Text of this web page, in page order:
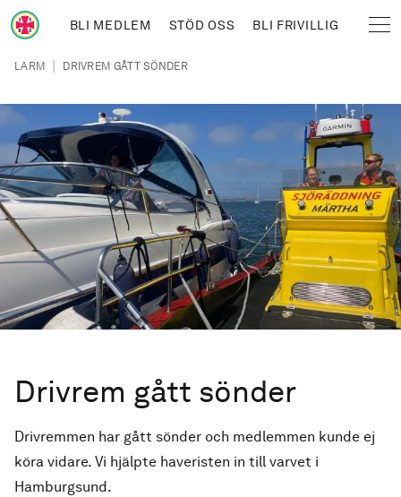
Hoppa till huvudinnehåll
BLI MEDLEM STÖD OSS BLI FRIVILLIG
Länkstig
LARM | DRIVREM GÅTT SÖNDER
Drivrem gått sönder
Drivremmen har gått sönder och medlemmen kunde ej
köra vidare. Vi hjälpte haveristen in till varvet i
Hamburgsund.